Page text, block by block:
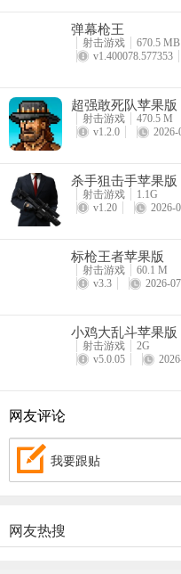
双人超跑主体是白色的配色，
流线型，毕竟这才符合超跑的
比绝地求生中的迈克伦好看的多
车辆内部的设计非常逼真，
双人超跑车内的配置。车内
方面做得的确很好。
弹幕枪王
射击游戏
670.5 MB
v1.400078.577353
超强敢死队苹果版
射击游戏
470.5 M
v1.2.0
2026-
杀手狙击手苹果版
射击游戏
1.1G
v1.20
2026-
标枪王者苹果版
射击游戏
60.1 M
v3.3
2026-
小鸡大乱斗苹果版
射击游戏
2G
v5.0.05
网友评论
我要跟贴
网友热搜